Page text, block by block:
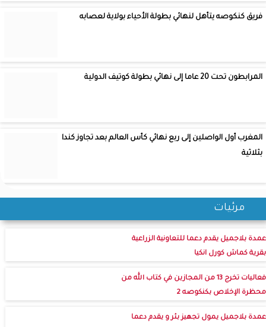
فريق كنكوصه يتأهل لنهائي بطولة الأحياء بولاية لعصابه
المرابطون تحت 20 عاما إلى نهائي بطولة كوتيف الدولية
المغرب أول الواصلين إلى ربع نهائي كأس العالم بعد تجاوز كندا
بثلاثية
مرئيات
عمدة بلاجميل يقدم دعما للتعاونية الزراعية
بقرية كماش كورل انكيا
فعاليات تخرج 13 من المجازين في كتاب الله من
محظرة الإخلاص بكنكوصه 2
عمدة بلاجميل يمول تجهيز بئر و يقدم دعما